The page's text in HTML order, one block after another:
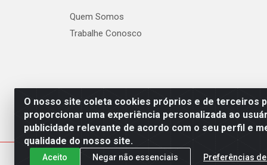
O nosso site coleta cookies próprios e de terceiros
proporcionar uma experiência personalizada ao
publicidade relevante de acordo com o seu perfil e
qualidade do nosso site.
Aceito Negar não essenciais Preferências
Quem Somos
Trabalhe Conosco
Polybalas - Rua João Miguel